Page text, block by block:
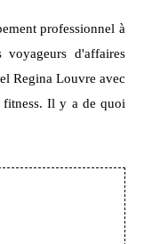
professionnel à
d'affaires
Regina Louvre avec
fitness. Il y a de quoi